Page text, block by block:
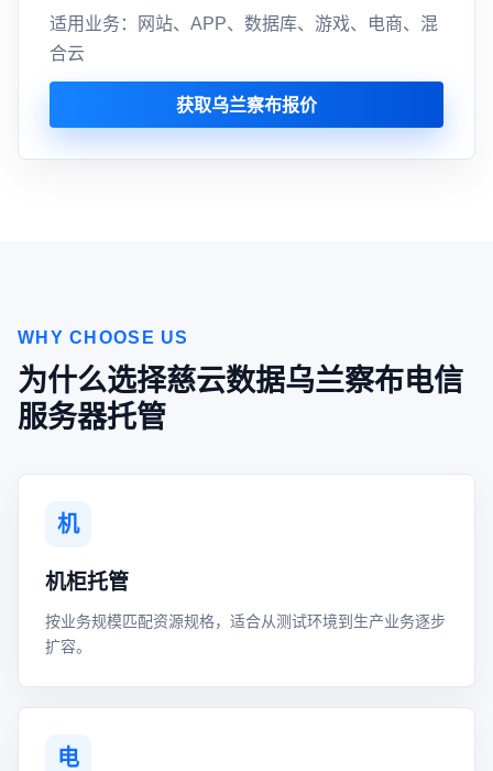
适用业务：网站、APP、数据库、游戏、电商、混
合云
获取乌兰察布报价
WHY CHOOSE US
为什么选择慈云数据乌兰察布电信
服务器托管
机
机柜托管
按业务规模匹配资源规格，适合从测试环境到生产业务逐步
扩容。
电